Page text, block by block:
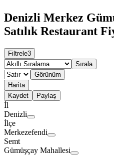
Denizli Merkez
Satılık Restaurant
Filtrele3
Sırala
Görünüm
Harita
Kaydet
Paylaş
İl
Denizli
İlçe
Merkezefendi
Semt
Gümüşçay Mahallesi